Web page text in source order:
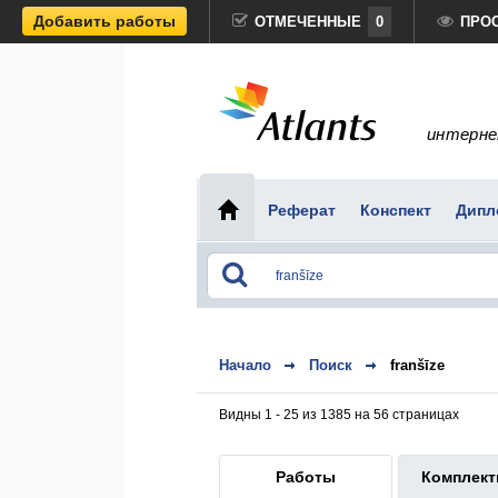
Добавить работы ОТМЕЧЕННЫЕ 0
Реферат Конспект
Начало Поиск franšīze
Видны 1 - 25 из 1385 на 56 страницах
Работы